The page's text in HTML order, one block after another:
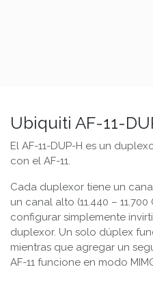
Ubiquiti AF-11-
El AF-11-DUP-H es un
con el AF-11.
Cada duplexor tiene un
un canal alto (11.440 –
configurar simplemente
duplexor. Un solo dúplex
mientras que agregar un
AF-11 funcione en modo